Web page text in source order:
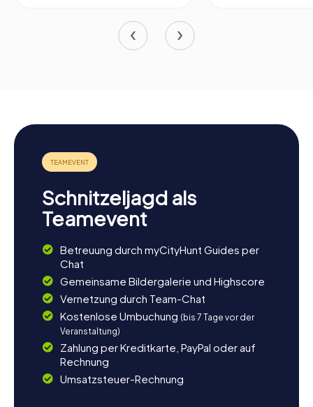
Schnitzeljagd als
Teamevent
Betreuung durch myCityHunt Guides per
Chat
Gemeinsame Bildergalerie und Highscore
Vernetzung durch Team-Chat
Kostenlose Umbuchung (bis 7 Tage vor der
Veranstaltung)
Zahlung per Kreditkarte, PayPal oder auf
Rechnung
Umsatzsteuer-Rechnung